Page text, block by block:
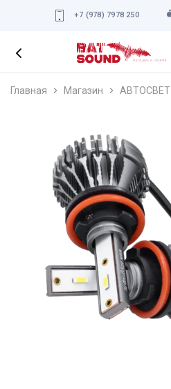
+7 (978) 7978 250
Главная Магазин АВТОСВЕТ